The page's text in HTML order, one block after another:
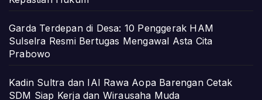
Garda Terdepan di Desa: 10 Penggerak HAM
Sulselra Resmi Bertugas Mengawal Asta Cita
Prabowo
Kadin Sultra dan IAI Rawa Aopa Barengan Cetak
SDM Siap Kerja dan Wirausaha Muda